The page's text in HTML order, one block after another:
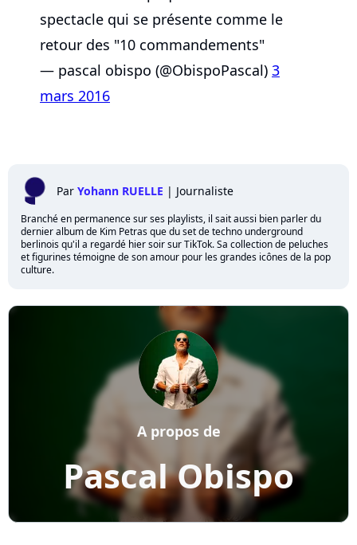
spectacle qui se présente comme le
retour des "10 commandements"
— pascal obispo (@ObispoPascal) 3
mars 2016
Par Yohann RUELLE | Journaliste
Branché en permanence sur ses playlists, il sait aussi bien parler du
dernier album de Kim Petras que du set de techno underground
berlinois qu'il a regardé hier soir sur TikTok. Sa collection de peluches
et figurines témoigne de son amour pour les grandes icônes de la pop
culture.
Pascal Obispo
A propos de